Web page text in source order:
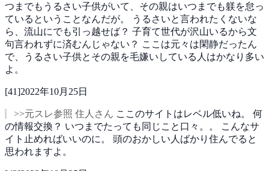
つまでもうるさい子供がいて、その親はいつまでも躾を怠っ
ているということなんだが。
うるさいと言われたくないな
ら、流山にでも引っ越せば？ 子育て世代が沢山いるから文
句言われずに済むんじゃない？ ここは元々は閑静だったん
で、うるさい子供とその親を毛嫌いしている人はかなり多い
よ。
[41]2022年10月25日
>>元スレ参照 住人さん ここのサイトはレベル低いね。 何
の情報交換？ いつまでたっても同じこと口々。。
こんなサ
イト止めればいいのに。 頭のおかしい人ばかり住んでると
思われますよ。